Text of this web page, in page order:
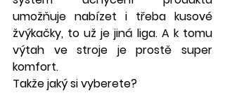
umožňuje nabízet i třeba kusové
žvýkačky, to už je jiná liga. A k tomu
výtah ve stroje je prostě super
komfort.
Takže jaký si vyberete?